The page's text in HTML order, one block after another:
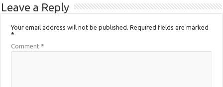
Leave a Reply
Your email address will not be published. Required fields are marked
*
Comment*